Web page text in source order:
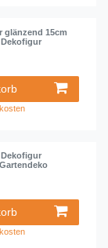
glänzend 15cm